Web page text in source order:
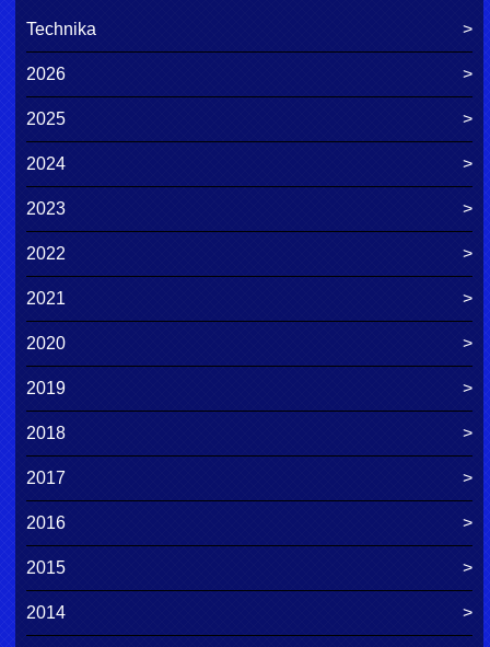
Technika
2026
2025
2024
2023
2022
2021
2020
2019
2018
2017
2016
2015
2014